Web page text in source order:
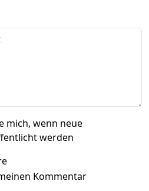
mich, wenn neue
werden
Kommentar